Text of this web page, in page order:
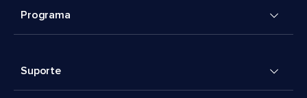
Programa
Suporte